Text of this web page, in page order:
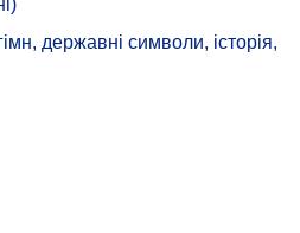
державні символи, історія,